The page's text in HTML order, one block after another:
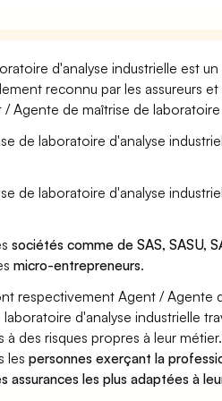
d'analyse industrielle est
reconnu par les assureurs
Agente de maîtrise de
de laboratoire d'analyse
de laboratoire d'analyse
sociétés comme de SAS, SASU,
micro-entrepreneurs.
respectivement Agent / Agente
d'analyse industrielle
des risques propres à leur métier.
lespersonnes exerçant la
assurances les plus adaptées à